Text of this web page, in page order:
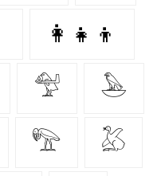
👩‍👧‍👦
𓅵 𓅅
𓅟 𓅷